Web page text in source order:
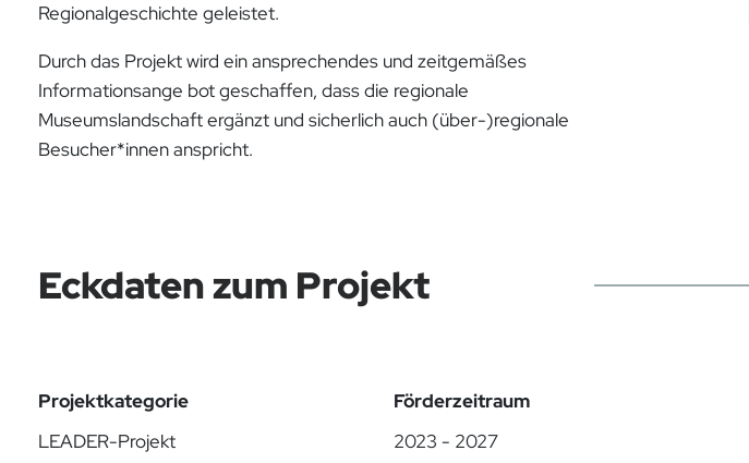
Regionalgeschichte geleistet.
Durch das Projekt wird ein ansprechendes und zeitgemäßes
Informationsange bot geschaffen, dass die regionale
Museumslandschaft ergänzt und sicherlich auch (über-)regionale
Besucher*innen anspricht.
Eckdaten zum Projekt
Projektkategorie
LEADER-Projekt
Förderzeitraum
2023 - 2027